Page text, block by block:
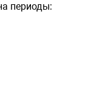
Запись
периоды: